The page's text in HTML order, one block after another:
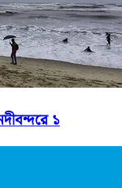
১